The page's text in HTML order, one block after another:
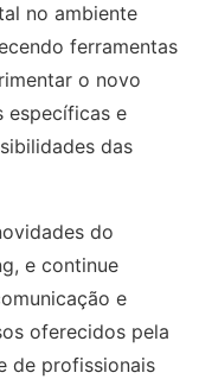
no ambiente
ferramentas
o novo
específicas e
das
do
e continue
e
oferecidos pela
de profissionais